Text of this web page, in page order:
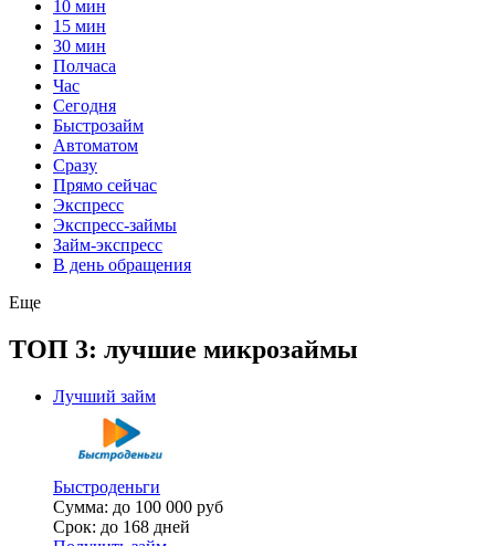
10 мин
15 мин
30 мин
Полчаса
Час
Сегодня
Быстрозайм
Автоматом
Сразу
Прямо сейчас
Экспресс
Экспресс-займы
Займ-экспресс
В день обращения
Еще
ТОП 3: лучшие микрозаймы
Лучший займ
Быстроденьги
Сумма: до 100 000 руб
Срок: до 168 дней